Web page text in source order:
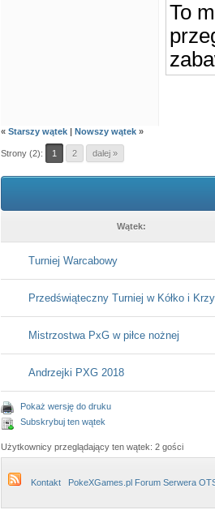
To
« Starszy wątek | Nowszy wątek »
Strony (2): 1 2 dalej »
Wątek:
Turniej Warcabowy
Przedświąteczny Turniej w Kółko i
Mistrzostwa PxG w piłce nożnej
Andrzejki PXG 2018
Pokaż wersję do druku
Subskrybuj ten wątek
Użytkownicy przeglądający ten wątek: 2 gości
Kontakt PokeXGames.pl Forum Serwera